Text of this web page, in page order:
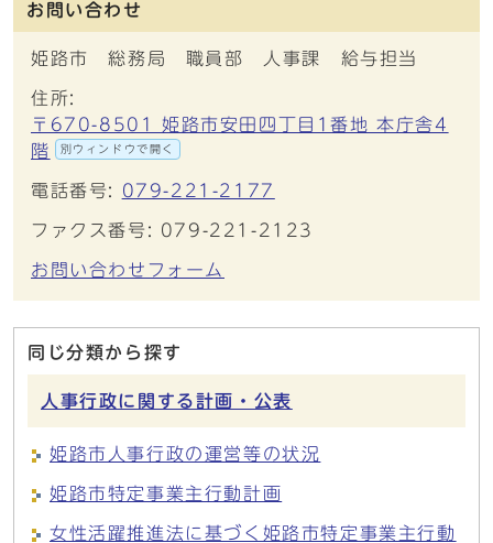
お問い合わせ
姫路市 総務局 職員部 人事課 給与担当
住所:
〒670-8501 姫路市安田四丁目1番地 本庁舎4
階
別ウィンドウで開く
電話番号: 079-221-2177
ファクス番号: 079-221-2123
お問い合わせフォーム
同じ分類から探す
人事行政に関する計画・公表
姫路市人事行政の運営等の状況
姫路市特定事業主行動計画
女性活躍推進法に基づく姫路市特定事業主行動